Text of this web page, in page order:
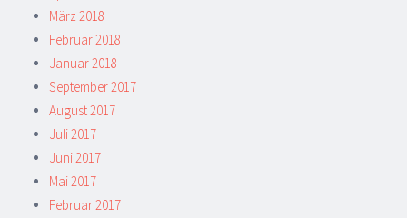
März 2018
Februar 2018
Januar 2018
September 2017
August 2017
Juli 2017
Juni 2017
Mai 2017
Februar 2017